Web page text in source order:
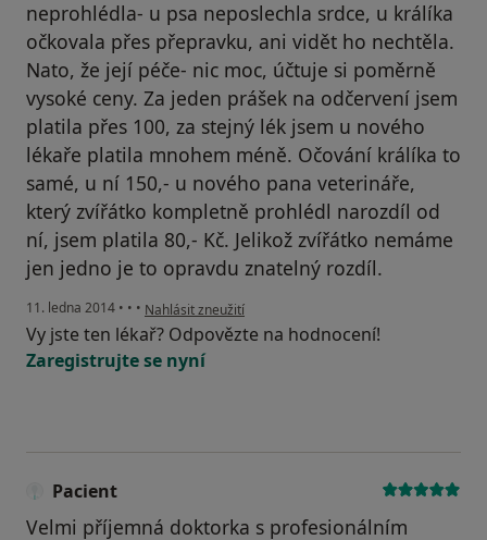
neprohlédla- u psa neposlechla srdce, u králíka
očkovala přes přepravku, ani vidět ho nechtěla.
Nato, že její péče- nic moc, účtuje si poměrně
vysoké ceny. Za jeden prášek na odčervení jsem
platila přes 100, za stejný lék jsem u nového
lékaře platila mnohem méně. Očování králíka to
samé, u ní 150,- u nového pana veterináře,
který zvířátko kompletně prohlédl narozdíl od
ní, jsem platila 80,- Kč. Jelikož zvířátko nemáme
jen jedno je to opravdu znatelný rozdíl.
11. ledna 2014 • • • podle názoru uživatele Váš účet byl odstraněn
Nahlásit zneužití
Vy jste ten lékař? Odpovězte na hodnocení!
Zaregistrujte se nyní
Pacient
Velmi příjemná doktorka s profesionálním